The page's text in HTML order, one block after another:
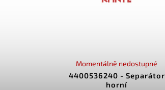
4400536240 - Separátor
horní
Momentálně nedostupné